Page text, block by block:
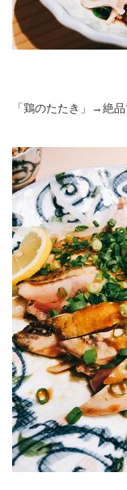
「鶏のたたき」→絶品